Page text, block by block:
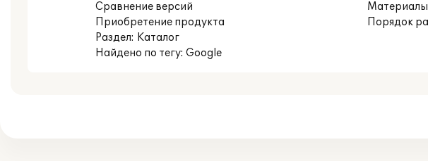
Сравнение версий
Приобретение продукта
Материалы
Порядок
Раздел: Каталог
Найдено по тегу: Google